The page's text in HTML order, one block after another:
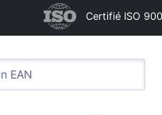
Certifié ISO